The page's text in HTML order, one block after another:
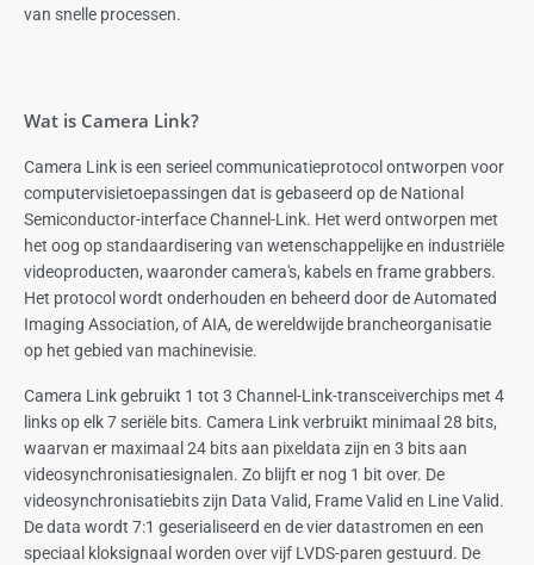
van snelle processen.
Wat is Camera Link?
Camera Link is een serieel communicatieprotocol ontworpen voor
computervisietoepassingen dat is gebaseerd op de National
Semiconductor-interface Channel-Link. Het werd ontworpen met
het oog op standaardisering van wetenschappelijke en industriële
videoproducten, waaronder camera's, kabels en frame grabbers.
Het protocol wordt onderhouden en beheerd door de Automated
Imaging Association, of AIA, de wereldwijde brancheorganisatie
op het gebied van machinevisie.
Camera Link gebruikt 1 tot 3 Channel-Link-transceiverchips met 4
links op elk 7 seriële bits. Camera Link verbruikt minimaal 28 bits,
waarvan er maximaal 24 bits aan pixeldata zijn en 3 bits aan
videosynchronisatiesignalen. Zo blijft er nog 1 bit over. De
videosynchronisatiebits zijn Data Valid, Frame Valid en Line Valid.
De data wordt 7:1 geserialiseerd en de vier datastromen en een
speciaal kloksignaal worden over vijf LVDS-paren gestuurd. De